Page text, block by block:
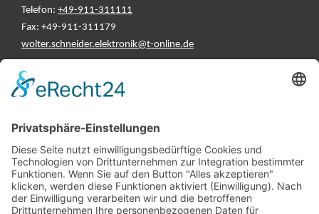
Telefon: +49-911-311111
Fax: +49-911-311179
wolter.schneider.elektronik@t-online.de
INFORMATIONEN
Test & Reparatur
Hersteller
Fehlerliste